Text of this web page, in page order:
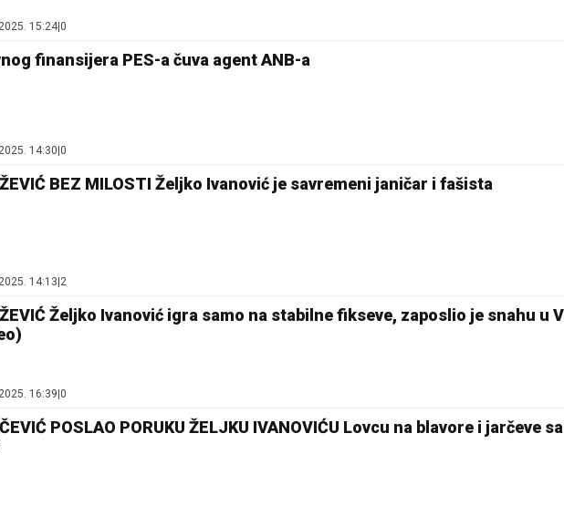
15:24|0
finansijera PES-a čuva agent ANB-a
14:30|0
BEZ MILOSTI Željko Ivanović je savremeni janičar i fašista
14:13|2
Željko Ivanović igra samo na stabilne fikseve, zaposlio je snahu u
16:39 0
POSLAO PORUKU ŽELJKU IVANOVIĆU Lovcu na blavore i jarčeve